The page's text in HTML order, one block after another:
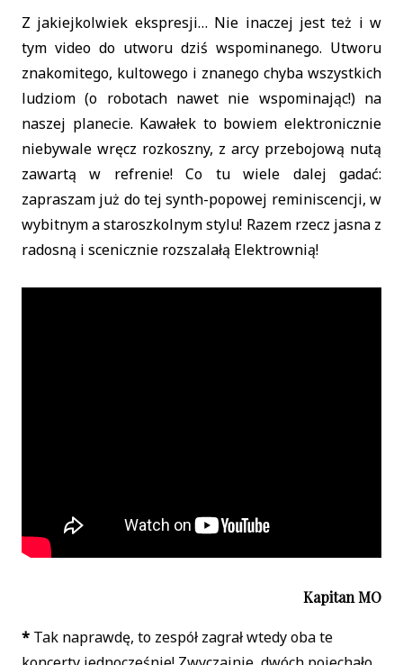
Z jakiejkolwiek ekspresji… Nie inaczej jest też i w
tym video do utworu dziś wspominanego. Utworu
znakomitego, kultowego i znanego chyba wszystkich
ludziom (o robotach nawet nie wspominając!) na
naszej planecie. Kawałek to bowiem elektronicznie
niebywale wręcz rozkoszny, z arcy przebojową nutą
zawartą w refrenie! Co tu wiele dalej gadać:
zapraszam już do tej synth-popowej reminiscencji, w
wybitnym a staroszkolnym stylu! Razem rzecz jasna z
radosną i scenicznie rozszalałą Elektrownią!
Kapitan MO
* Tak naprawdę, to zespół zagrał wtedy oba te